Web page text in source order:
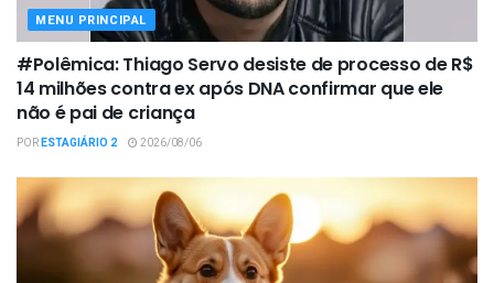
MENU PRINCIPAL
#Polêmica: Thiago Servo desiste de processo de R$
14 milhões contra ex após DNA confirmar que ele
não é pai de criança
PORESTAGIÁRIO 2 2026/08/06